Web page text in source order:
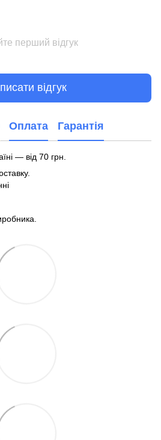
перший відгук
відгук
Оплата Гарантія
— від 70 грн.
.